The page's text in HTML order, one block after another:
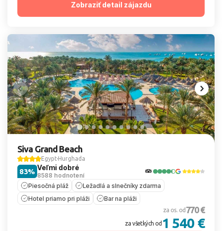
Zobraziť detail zájazdu
Siva Grand Beach
Egypt Hurghada
Veľmi dobré
8588 hodnotení
83%
Piesočná pláž
Ležadlá a slnečníky zdarma
Hotel priamo pri pláži
Bar na pláži
za os. od 770 €
za všetkých od 1 540 €